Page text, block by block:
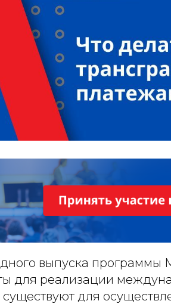
выпуска программы
для реализации
для